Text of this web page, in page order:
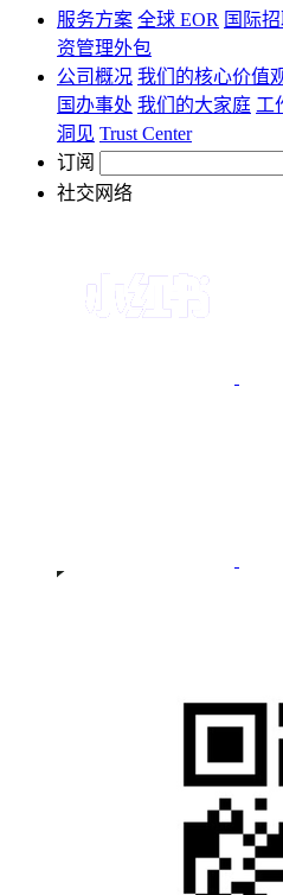
服务方案 全球 EOR 国际
资管理外包
公司概况 我们的核心价值
国办事处 我们的大家庭 工
洞见 Trust Center
订阅
社交网络